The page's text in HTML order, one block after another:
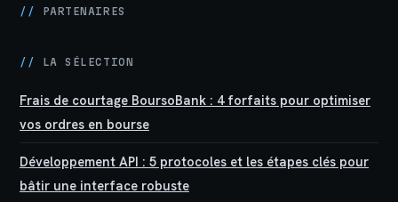
// PARTENAIRES
// LA SÉLECTION
Frais de courtage BoursoBank : 4 forfaits pour optimiser
vos ordres en bourse
Développement API : 5 protocoles et les étapes clés pour
bâtir une interface robuste